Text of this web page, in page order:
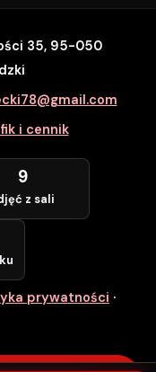
ZA
35, 95-050
i cennik
9
z sali
prywatności ·